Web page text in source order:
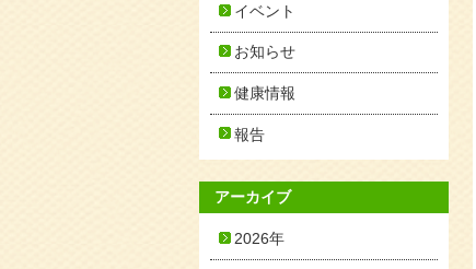
イベント
お知らせ
健康情報
報告
アーカイブ
2026年